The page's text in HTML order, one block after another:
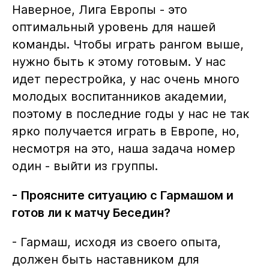
Наверное, Лига Европы - это
оптимальный уровень для нашей
команды. Чтобы играть рангом выше,
нужно быть к этому готовым. У нас
идет перестройка, у нас очень много
молодых воспитанников академии,
поэтому в последние годы у нас не так
ярко получается играть в Европе, но,
несмотря на это, наша задача номер
один - выйти из группы.
- Проясните ситуацию с Гармашом и
готов ли к матчу Беседин?
- Гармаш, исходя из своего опыта,
должен быть наставником для